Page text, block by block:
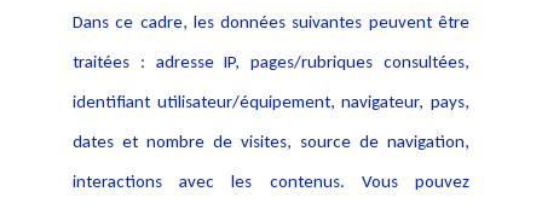
Dans ce cadre, les données suivantes peuvent être
traitées : adresse IP, pages/rubriques consultées,
identifiant utilisateur/équipement, navigateur, pays,
dates et nombre de visites, source de navigation,
interactions avec les contenus. Vous pouvez